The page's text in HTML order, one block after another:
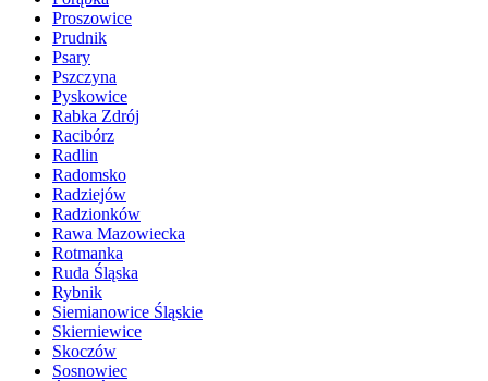
Proszowice
Prudnik
Psary
Pszczyna
Pyskowice
Rabka Zdrój
Racibórz
Radlin
Radomsko
Radziejów
Radzionków
Rawa Mazowiecka
Rotmanka
Ruda Śląska
Rybnik
Siemianowice Śląskie
Skierniewice
Skoczów
Sosnowiec